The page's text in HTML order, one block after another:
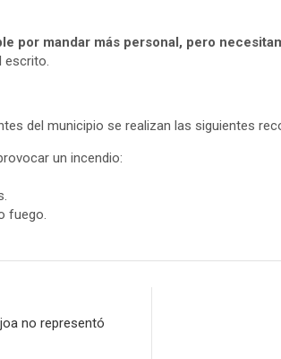
por mandar más personal, pero
escrito.
del municipio se realizan las siguientes
un incendio:
fuego.
no representó